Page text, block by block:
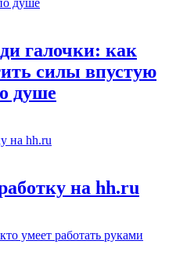
галочки: как
силы впустую
душе
на hh.ru